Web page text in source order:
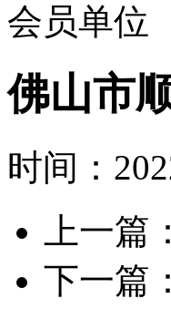
会员单位
佛山市
时间：
上一篇：
下一篇：